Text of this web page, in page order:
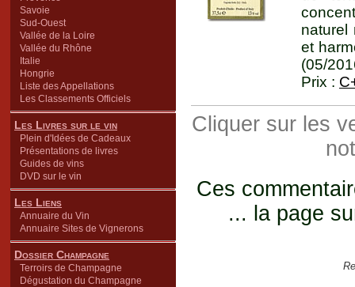
Savoie
Sud-Ouest
Vallée de la Loire
Vallée du Rhône
Italie
Hongrie
Liste des Appellations
Les Classements Officiels
Les Livres sur le vin
Plein d'Idées de Cadeaux
Présentations de livres
Guides de vins
DVD sur le vin
Les Liens
Annuaire du Vin
Annuaire Sites de Vignerons
Dossier Champagne
Terroirs de Champagne
Dégustation du Champagne
naturel
et
(05/
Prix :
Cliquer sur les
Ces
... la page